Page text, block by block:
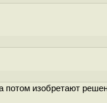
потом изобретают